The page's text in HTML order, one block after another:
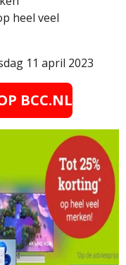
heel veel
11 april 2023
BCC.NL